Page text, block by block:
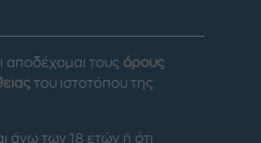
αποδέχομαι τους όρους
του ιστοτόπου της
άνω των 18 ετών ή ότι